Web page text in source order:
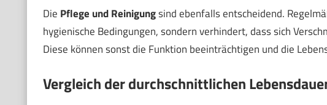
Die Pflege und Reinigungsind ebenfalls entscheidend.
hygienische Bedingungen, sondern verhindert, dass sich
Diese können sonst die Funktion beeinträchtigen und die
Vergleich der durchschnittlichen